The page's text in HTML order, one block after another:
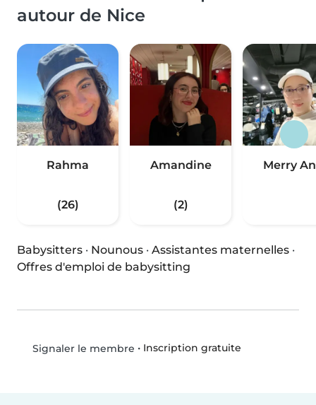
autour de Nice
Rahma
(26)
Amandine
(2)
Merry
Babysitters · Nounous · Assistantes maternelles ·
Offres d'emploi de babysitting
Signaler le membre • Inscription gratuite